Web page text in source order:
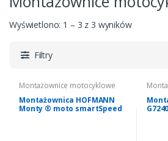
Wyświetlono: 1 – 3 z 3 wyników
Filtry
Montażownice motocyklowe
Montażownica HOFMANN
Monty ® moto smartSpeed